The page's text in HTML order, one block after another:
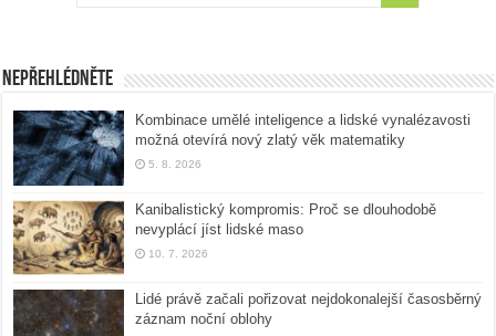
Nepřehlédněte
Kombinace umělé inteligence a lidské vynalézavosti
možná otevírá nový zlatý věk matematiky
5. 8. 2026
Kanibalistický kompromis: Proč se dlouhodobě
nevyplácí jíst lidské maso
10. 7. 2026
Lidé právě začali pořizovat nejdokonalejší časosběrný
záznam noční oblohy